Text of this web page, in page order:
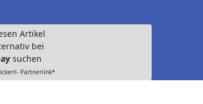
Artikel
bei
suchen
Partnerlink*